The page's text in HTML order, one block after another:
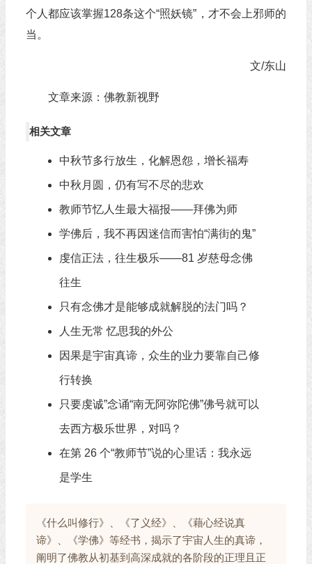
个人都应该掌握128条这个“照妖镜”，才不会上邪师的
当。
文/东山
文章来源：佛教新视野
相关文章
中秋节多行放生，化解恩怨，增长福寿
中秋月圆，仍有写不尽的悲欢
教师节忆人生最大福报——拜佛为师
学佛后，我不再因迷信而害怕“满街的鬼”
虔信正法，往生极乐——81 岁慈母念佛
往生
只有念佛才是能够成就解脱的法门吗？
人生无常 忆思我的外公
因果是宇宙真谛，众生的业力要靠自己修
行转换
只要虔诚”念诵“南无阿弥陀佛”佛号就可以
去西方极乐世界，对吗？
在第 26 个“教师节”说的心里话：我永远
是学生
《什么叫修行》、《了义经》、《藉心经说真
谛》、《学佛》等经书，揭示了宇宙人生的真谛，
阐明了佛教从初基到高深成就的各阶段的正理且正